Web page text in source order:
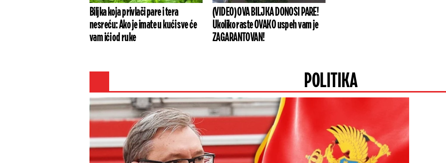
Biljka koja privlači pare i tera
nesreću: Ako je imate u kući sve će
vam ići od ruke
(VIDEO) OVA BILJKA DONOSI PARE!
Ukoliko raste OVAKO uspeh vam je
ZAGARANTOVAN!
POLITIKA